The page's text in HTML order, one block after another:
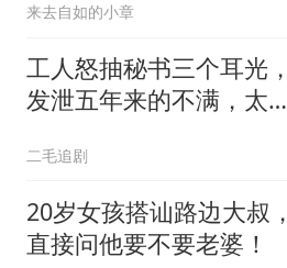
来去自如的小章
工人怒抽秘书三个耳光，
发泄五年来的不满，太解
二毛追剧
20岁女孩搭讪路边大叔，
直接问他要不要老婆！